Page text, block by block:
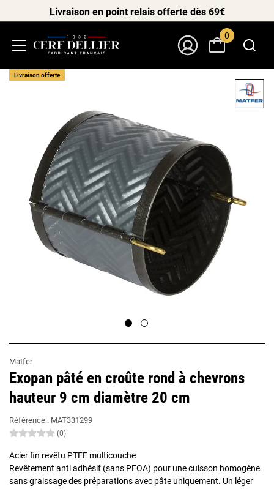
Livraison en point relais offerte dès 69€
0
Matfer
Exopan pâté en croûte rond à chevrons
hauteur 9 cm diamètre 20 cm
Référence : MAT331299
(0)
Acier fin revêtu PTFE multicouche
Revêtement anti adhésif (sans PFOA) pour une cuisson homogène
sans graissage des préparations avec pâte uniquement. Un léger
Livraison offerte